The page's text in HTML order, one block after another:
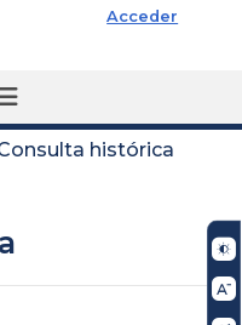
Acceder
histórica